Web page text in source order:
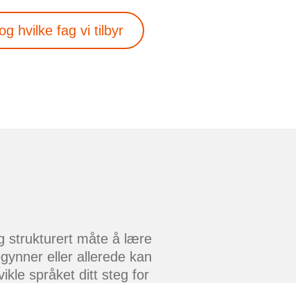
hvilke fag vi tilbyr
strukturert måte å lære
eller allerede kan
språket ditt steg for